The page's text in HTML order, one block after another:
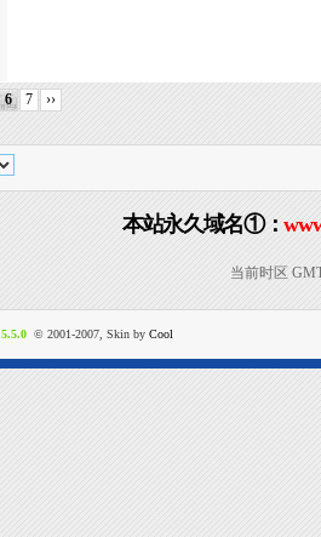
6 7 ››
本站永久域名①：
当前时区
5.5.0 © 2001-2007, Skin by Cool